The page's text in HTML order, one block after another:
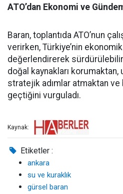
ATO’dan Ekonomi ve
Baran, toplantıda ATO’nun
verirken, Türkiye’nin
değerlendirerek sürdürülebilir
doğal kaynakları
stratejik adımlar atmaktan ve
geçtiğini vurguladı.
Kaynak:
Etiketler :
ankara
su ve kuraklık
gürsel baran